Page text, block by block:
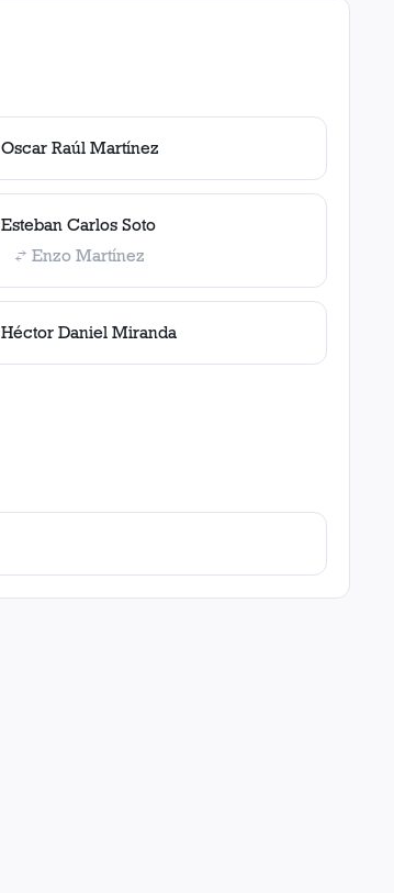
Oscar Raúl Martínez
Esteban Carlos Soto
Enzo Martínez
Héctor Daniel Miranda